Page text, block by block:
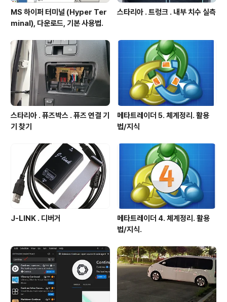
MS 하이퍼 터미널 (Hyper Ter
minal), 다운로드, 기본 사용법.
스타리아 . 트렁크 . 내부 치수 실측
스타리아 . 퓨즈박스 . 퓨즈 연결 기
기 찾기
메타트레이더 5. 체계정리. 활용
법/지식
J-LINK . 디버거
메타트레이더 4. 체계정리. 활용
법/지식.